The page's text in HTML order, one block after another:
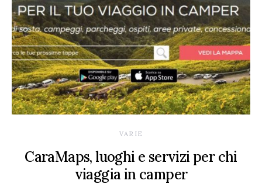
VARIE
CaraMaps, luoghi e servizi per chi
viaggia in camper